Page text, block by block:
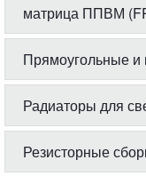
матрица ППВМ
Прямоугольные и
Радиаторы для
Резисторные